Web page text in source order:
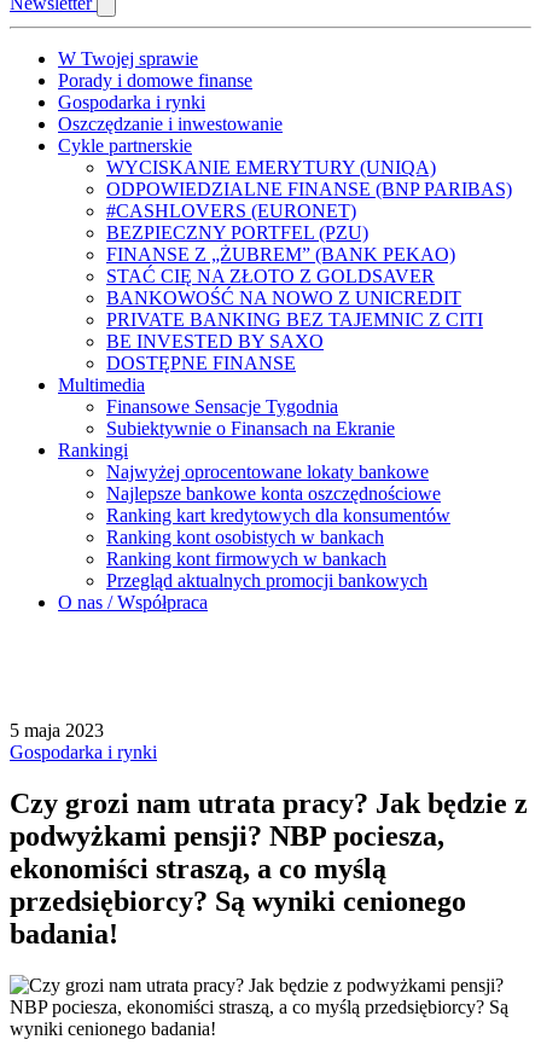
W Twojej sprawie
Porady i domowe finanse
Gospodarka i rynki
Oszczędzanie i inwestowanie
Cykle partnerskie
WYCISKANIE EMERYTURY (UNIQA)
ODPOWIEDZIALNE FINANSE (BNP PARIBAS)
#CASHLOVERS (EURONET)
BEZPIECZNY PORTFEL (PZU)
FINANSE Z „ŻUBREM” (BANK PEKAO)
STAĆ CIĘ NA ZŁOTO Z GOLDSAVER
BANKOWOŚĆ NA NOWO Z UNICREDIT
PRIVATE BANKING BEZ TAJEMNIC Z CITI
BE INVESTED BY SAXO
DOSTĘPNE FINANSE
Multimedia
Finansowe Sensacje Tygodnia
Subiektywnie o Finansach na Ekranie
Rankingi
Najwyżej oprocentowane lokaty bankowe
Najlepsze bankowe konta oszczędnościowe
Ranking kart kredytowych dla konsumentów
Ranking kont osobistych w bankach
Ranking kont firmowych w bankach
Przegląd aktualnych promocji bankowych
O nas / Współpraca
5 maja 2023
Gospodarka i rynki
Czy grozi nam utrata pracy? Jak będzie z
podwyżkami pensji? NBP pociesza,
ekonomiści straszą, a co myślą
przedsiębiorcy? Są wyniki cenionego
badania!